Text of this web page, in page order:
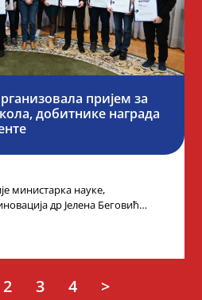
пријем за
добитнике награда
министарка науке,
др Јелена Беговић
2 3 4 >